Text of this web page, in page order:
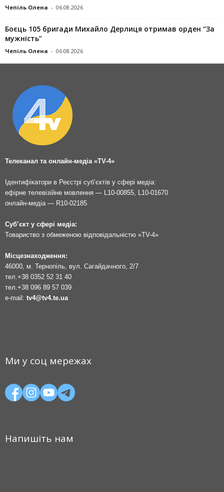
Чепіль Олена - 06.08.2026
Боєць 105 бригади Михайло Дерлиця отримав орден “За
мужність”
Чепіль Олена - 06.08.2026
Телеканал та онлайн-медіа «TV-4»
Ідентифікатори в Реєстрі суб’єктів у сфері медіа:
ефірне телевізійне мовлення — L10-00855, L10-01670
онлайн-медіа — R10-02185
Суб’єкт у сфері медіа:
Товариство з обмеженою відповідальністю «TV-4»
Місцезнаходження:
46000, м. Тернопіль, вул. Сагайдачного, 2/7
тел. +38 0352 52 31 40
тел. +38 096 89 57 039
e-mail: tv4@tv4.te.ua
Ми у соц мережах
Напишіть нам